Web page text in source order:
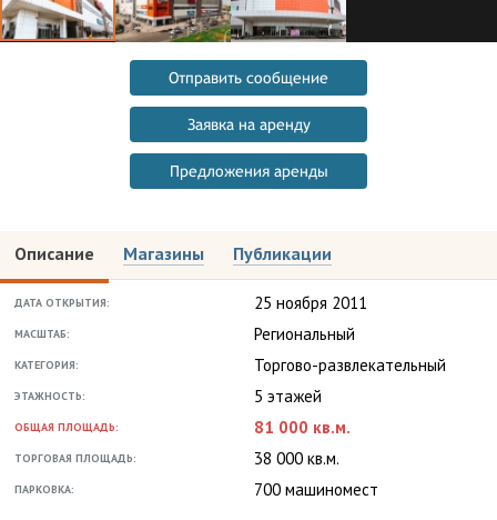
Отправить сообщение
Заявка на аренду
Предложения аренды
Описание Магазины Публикации
ДАТА ОТКРЫТИЯ: 25 ноября 2011
МАСШТАБ: Региональный
КАТЕГОРИЯ: Торгово-развлекательный
ЭТАЖНОСТЬ: 5 этажей
ОБЩАЯ ПЛОЩАДЬ: 81 000 кв.м.
ТОРГОВАЯ ПЛОЩАДЬ: 38 000 кв.м.
ПАРКОВКА:
700 машиномест